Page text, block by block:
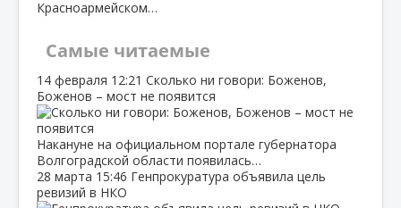
Красноармейском…
Самые читаемые
14 февраля 12:21 Сколько ни говори: Боженов,
Боженов – мост не появится
Накануне на официальном портале губернатора
Волгоградской области появилась…
28 марта 15:46 Генпрокуратура объявила цель
ревизий в НКО